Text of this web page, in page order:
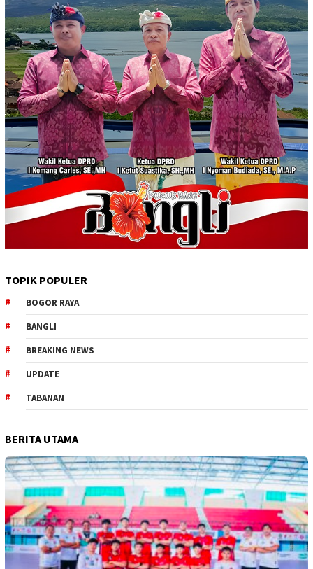
TOPIK POPULER
BOGOR RAYA
BANGLI
BREAKING NEWS
UPDATE
TABANAN
BERITA UTAMA